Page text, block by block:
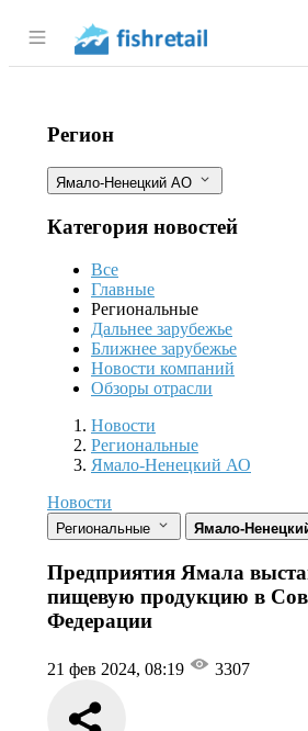
Раздел навигации по
Предприятия Ямала
Фильтры
Регион
Ямало-Ненецкий АО
Категория новостей
Все
Главные
Региональные
Дальнее зарубежье
Ближнее зарубежье
Новости компаний
Обзоры отрасли
Новости
Разделы
Новости
Региональные
Ямало-Ненецкий АО
Новости
Региональные Ямало-
Предприятия Ямала
пищевую продукцию в
Федерации
21 фев 2024, 08:19 3307